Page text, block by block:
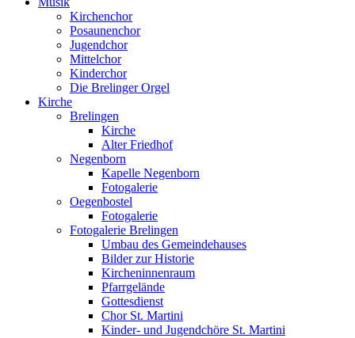
Kirchenchor
Posaunenchor
Jugendchor
Mittelchor
Kinderchor
Die Brelinger Orgel
Kirche
Brelingen
Kirche
Alter Friedhof
Negenborn
Kapelle Negenborn
Fotogalerie
Oegenbostel
Fotogalerie
Fotogalerie Brelingen
Umbau des Gemeindehauses
Bilder zur Historie
Kircheninnenraum
Pfarrgelände
Gottesdienst
Chor St. Martini
Kinder- und Jugendchöre St. Martini